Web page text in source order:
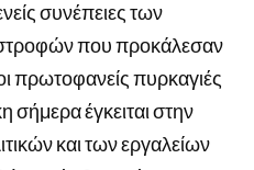
συνέπειες των
που προκάλεσαν
πρωτοφανείς πυρκαγιές
έγκειται στην
και των εργαλείων